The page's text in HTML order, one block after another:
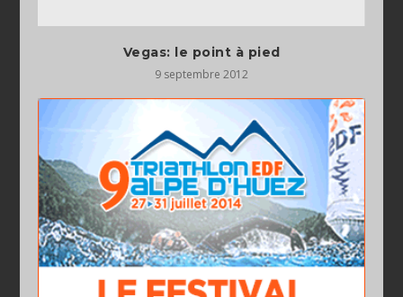
Vegas: le point à pied
9 septembre 2012